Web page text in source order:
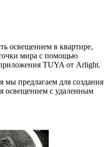
освещением в квартире,
мира с помощью
TUYA от Arlight.
мы предлагаем для создания
освещением с удаленным